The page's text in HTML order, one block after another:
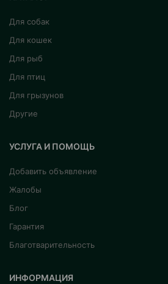
Для собак
Для кошек
Для рыб
Для птиц
Для грызунов
Другие
УСЛУГА И ПОМОЩЬ
Добавить объявление
Жалобы
Блог
Гарантия
Благотварительность
ИНФОРМАЦИЯ